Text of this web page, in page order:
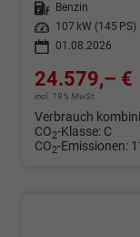
Kraftstoff
Benzin
Leistung
107 kW (145 PS)
01.08.2026
24.579,– €
incl. 19% MwSt.
Verbrauch
CO2-Klasse: C
CO2-Emissionen: